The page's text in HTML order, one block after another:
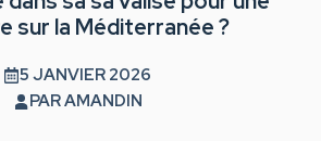
sur la Méditerranée ?
5 JANVIER 2026
PARAMANDIN